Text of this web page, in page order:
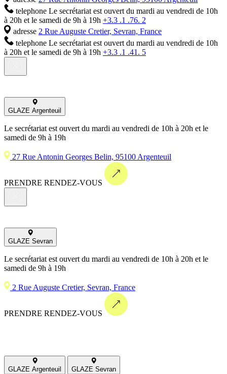
telephone Le secrétariat est ouvert du mardi au vendredi de 10h
à 20h et le samedi de 9h à 19h +3.3 .1 .76. 2
adresse 2 Rue Auguste Cretier, Sevran, France
telephone Le secrétariat est ouvert du mardi au vendredi de 10h
à 20h et le samedi de 9h à 19h +3.3 .1 .41. 5
GLAZE Argenteuil
Le secrétariat est ouvert du mardi au vendredi de 10h à 20h et le
samedi de 9h à 19h
27 Rue Antonin Georges Belin, 95100 Argenteuil
PRENDRE RENDEZ-VOUS
GLAZE Sevran
Le secrétariat est ouvert du mardi au vendredi de 10h à 20h et le
samedi de 9h à 19h
2 Rue Auguste Cretier, Sevran, France
PRENDRE RENDEZ-VOUS
GLAZE Argenteuil GLAZE Sevran